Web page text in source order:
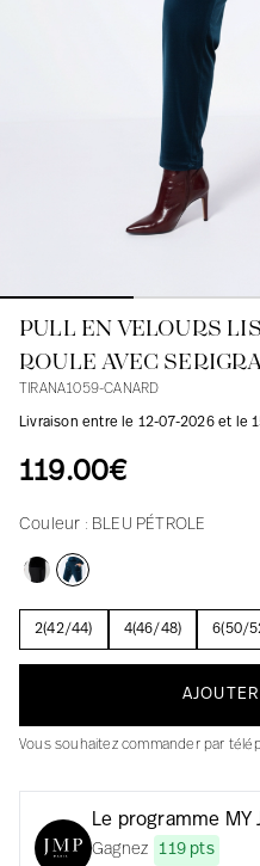
En ligne avec les courbes
La création avec audace et
PULL EN VELOURS
ROULE AVEC
TIRANA1059-CANARD
Livraison entre le 12-07-2026 et le
119.00€
Couleur : BLEU PÉTROLE
2(42/44) 4(46/48) 6(50/
Vous souhaitez commander par
Le programme MY
Gagnez
119 pts